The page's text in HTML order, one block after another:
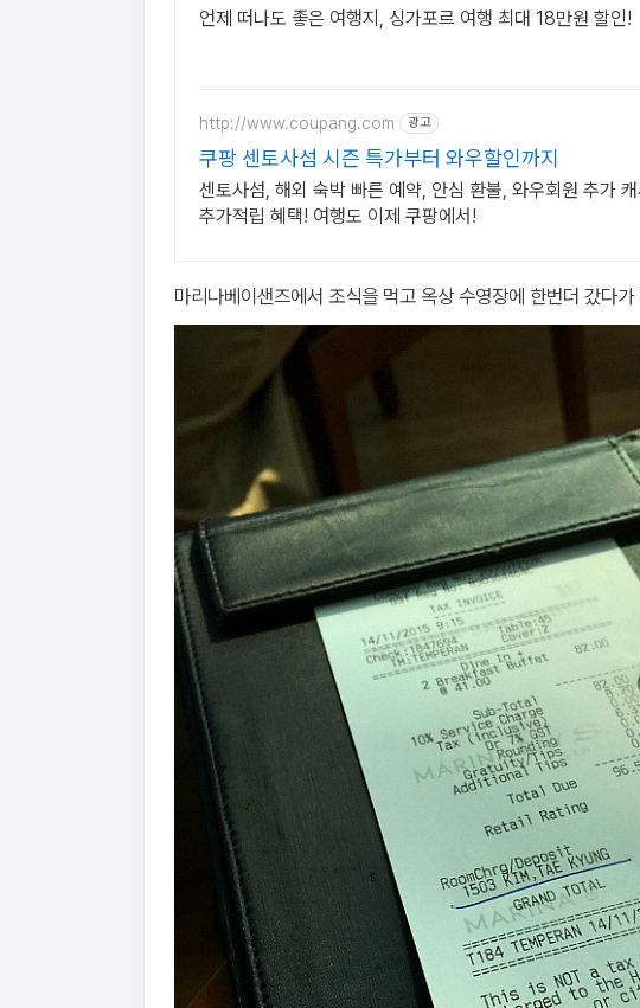
언제 떠나도 좋은 여행지, 싱가포르 여행 최대 18만원 할인!
http://www.coupang.com 광고
쿠팡 센토사섬 시즌 특가부터 와우할인까지
센토사섬, 해외 숙박 빠른 예약, 안심 환불, 와우회원 추가
추가적립 혜택! 여행도 이제 쿠팡에서!
마리나베이샌즈에서 조식을 먹고 옥상 수영장에 한번더 갔다